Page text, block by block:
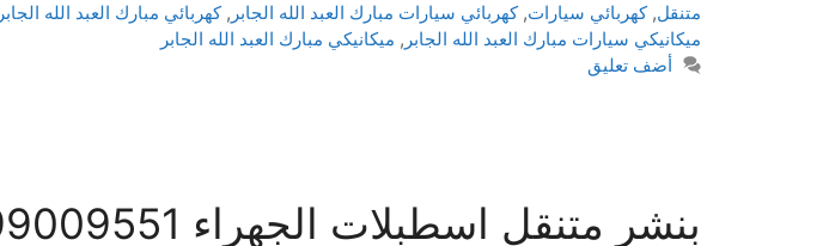
متنقل,كهربائي سيارات,كهربائي سيارات مبارك العبد الله الجابر ,كهربائي مبارك العبد الله الجابر
ميكانيكي سيارات مبارك العبد الله الجابر , ميكانيكي مبارك العبد الله الجابر
أضف تعليق